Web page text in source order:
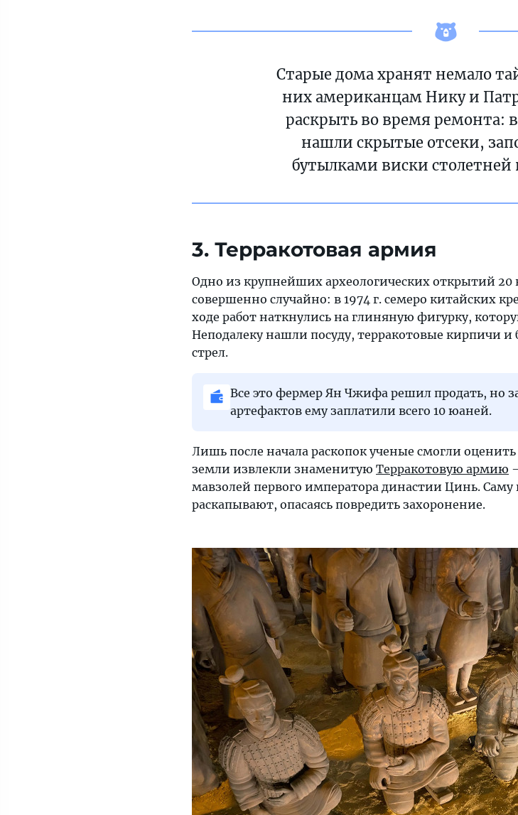
Старые дома хранят немало
них американцам Нику и
раскрыть во время ремонта:
нашли скрытые отсеки,
бутылками виски
3. Терракотовая армия
Одно из крупнейших археологических открытий 20
совершенно случайно: в 1974 г. семеро китайских
ходе работ наткнулись на глиняную фигурку,
Неподалеку нашли посуду, терракотовые кирпичи
стрел.
Все это фермер Ян Чжифа решил продать, но
артефактов ему заплатили всего 10 юаней.
Лишь после начала раскопок ученые смогли
земли извлекли знаменитую Терракотовую армию
мавзолей первого императора династии Цинь. Саму
раскапывают, опасаясь повредить захоронение.